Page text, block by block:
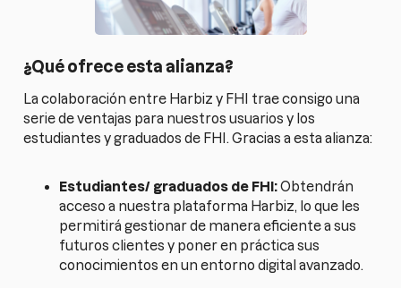
¿Qué ofrece esta alianza?
La colaboración entre Harbiz y FHI trae consigo una
serie de ventajas para nuestros usuarios y los
estudiantes y graduados de FHI. Gracias a esta alianza:
Estudiantes/ graduados de FHI:Obtendrán
acceso a nuestra plataforma Harbiz, lo que les
permitirá gestionar de manera eficiente a sus
futuros clientes y poner en práctica sus
conocimientos en un entorno digital avanzado.